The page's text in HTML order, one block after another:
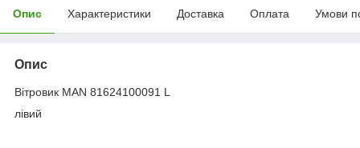
Опис Характеристики Доставка Оплата Умови
Опис
Вітровик MAN 81624100091 L
лівий